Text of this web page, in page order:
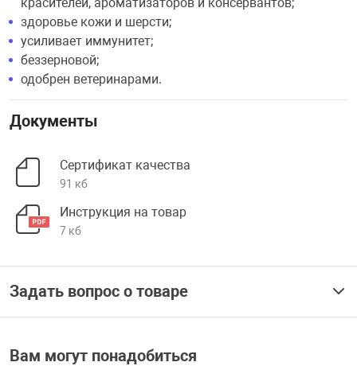
здоровье кожи и шерсти;
усиливает иммунитет;
беззерновой;
одобрен ветеринарами.
Документы
Сертификат качества
91 кб
Инструкция на товар
7 кб
Задать вопрос о товаре
Вам могут понадобиться